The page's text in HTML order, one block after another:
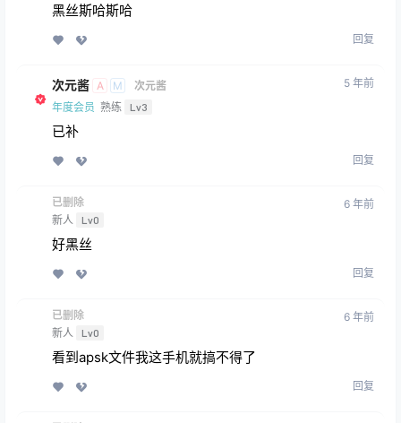
黑丝斯哈斯哈
回复
次元酱 A M
次元酱
年度会员 熟练 Lv3
5 年前
已补
回复
已删除
新人
Lv0
6 年前
好黑丝
回复
已删除
新人
Lv0
6 年前
看到apsk文件我这手机就搞不得了
回复